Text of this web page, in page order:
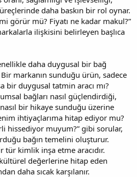
daha baskın bir rol oynar.
görür mü? Fiyatı ne kadar makul?”
ilişkisini belirleyen başlıca
daha duygusal bir bağ
markanın sunduğu ürün, sadece
bir duygusal tatmin aracı mı?
bağları nasıl güçlendirdiği,
bir hikaye sunduğu üzerine
ihtiyaçlarıma hitap ediyor mu?
hissediyor muyum?” gibi sorular,
bağın temelini oluşturur.
tür kimlik inşa etme aracıdır.
değerlerine hitap eden
daha sıcak karşılanır.